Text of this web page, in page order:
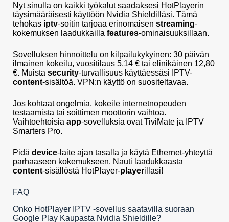
Nyt sinulla on kaikki työkalut saadaksesi HotPlayerin
täysimääräisesti käyttöön Nvidia Shieldilläsi. Tämä
tehokas iptv-soitin tarjoaa erinomaisen streaming-
kokemuksen laadukkailla features-ominaisuuksillaan.
Sovelluksen hinnoittelu on kilpailukykyinen: 30 päivän
ilmainen kokeilu, vuositilaus 5,14 € tai elinikäinen 12,80
€. Muista security-turvallisuus käyttäessäsi IPTV-
content-sisältöä. VPN:n käyttö on suositeltavaa.
Jos kohtaat ongelmia, kokeile internetnopeuden
testaamista tai soittimen moottorin vaihtoa.
Vaihtoehtoisia app-sovelluksia ovat TiviMate ja IPTV
Smarters Pro.
Pidä device-laite ajan tasalla ja käytä Ethernet-yhteyttä
parhaaseen kokemukseen. Nauti laadukkaasta
content-sisällöstä HotPlayer-playerillasi!
FAQ
Onko HotPlayer IPTV -sovellus saatavilla suoraan
Google Play Kaupasta Nvidia Shieldille?